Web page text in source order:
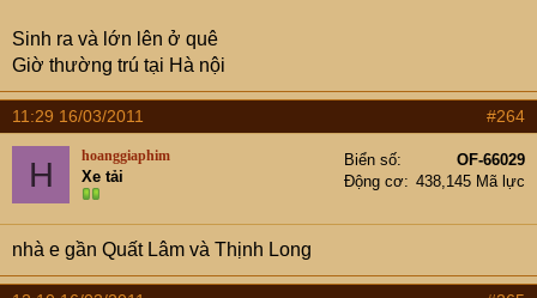
Sinh ra và lớn lên ở quê
Giờ thường trú tại Hà nội
11:29 16/03/2011 #264
H hoanggiaphim
Xe tải
Biển số
OF-66029
Động cơ
438,145 Mã lực
nhà e gần Quất Lâm và Thịnh Long